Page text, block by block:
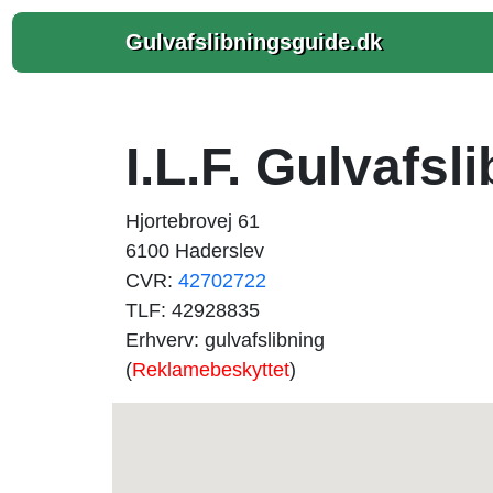
Gulvafslibningsguide.dk
I.L.F.
Hjortebrovej 61
6100 Haderslev
CVR: 42702722
TLF: 42928835
Erhverv: gulvafslibning
(Reklamebeskyttet)